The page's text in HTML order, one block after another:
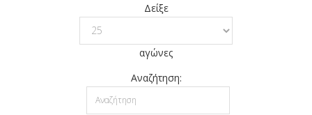
Δείξε
αγώνες
Αναζήτηση: